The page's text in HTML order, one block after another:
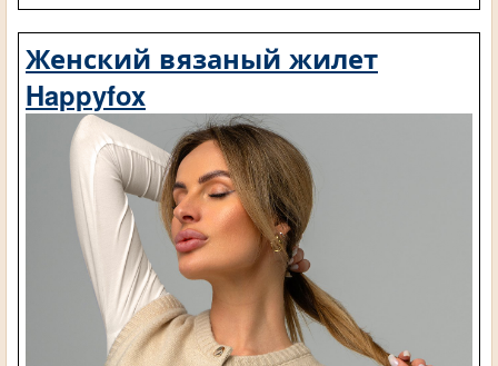
Женский вязаный жилет
Happyfox